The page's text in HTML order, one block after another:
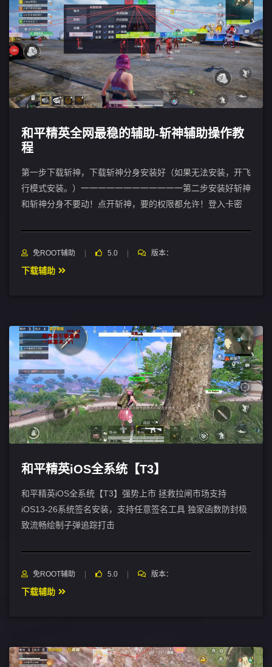
和平精英全网最稳的辅助-斩神辅助操作教
程
第一步下载斩神，下载斩神分身安装好（如果无法安装，开飞
行模式安装。）一一一一一一一一一一一一第二步安装好斩神
和斩神分身不要动！点开斩神，要的权限都允许！登入卡密
免ROOT辅助 5.0 版本：
下载辅助
和平精英iOS全系统【T3】
和平精英iOS全系统【T3】强势上市 拯救拉闸市场支持
iOS13-26系统签名安装，支持任意签名工具 独家函数防封极
致流畅绘制子弹追踪打击
免ROOT辅助 5.0 版本：
下载辅助